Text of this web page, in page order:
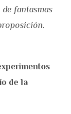
fantasmas
de la